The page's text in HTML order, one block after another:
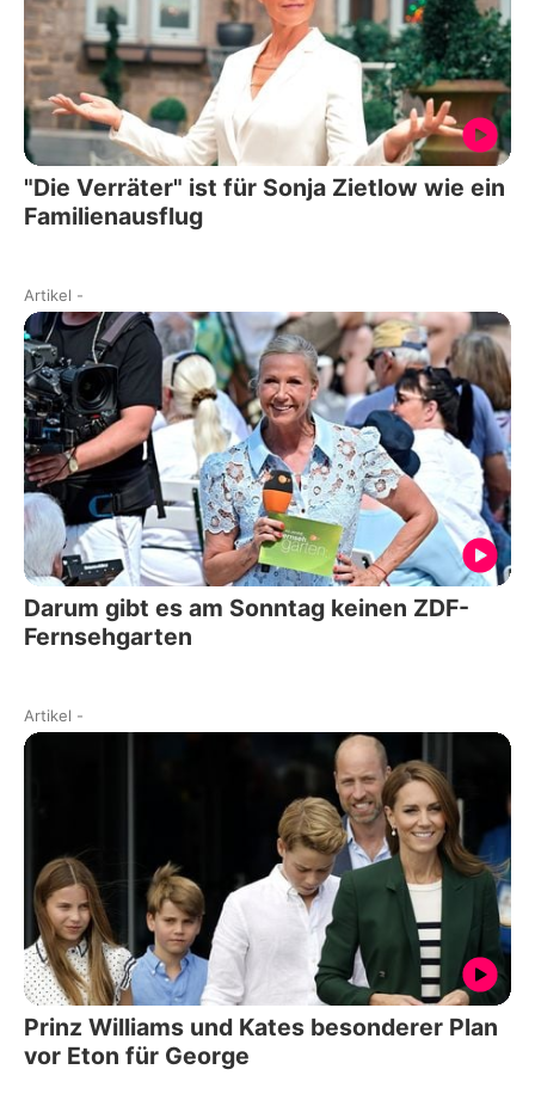
"Die Verräter" ist für Sonja Zietlow wie ein
Familienausflug
Artikel -
Darum gibt es am Sonntag keinen ZDF-
Fernsehgarten
Artikel -
Prinz Williams und Kates besonderer Plan
vor Eton für George